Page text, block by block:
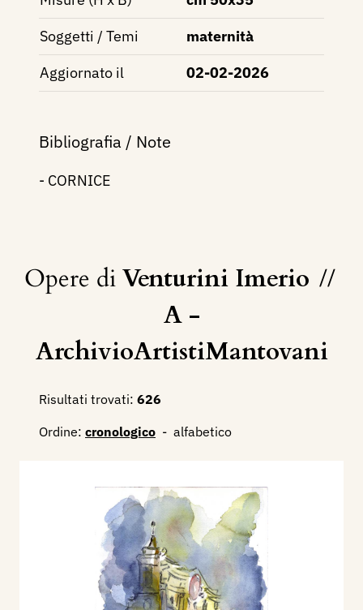
Soggetti / Temi
maternità
Aggiornato il
02-02-2026
Bibliografia / Note
- CORNICE
Opere diVenturini Imerio //
A -
ArchivioArtistiMantovani
Risultati trovati: 626
Ordine: cronologico - alfabetico